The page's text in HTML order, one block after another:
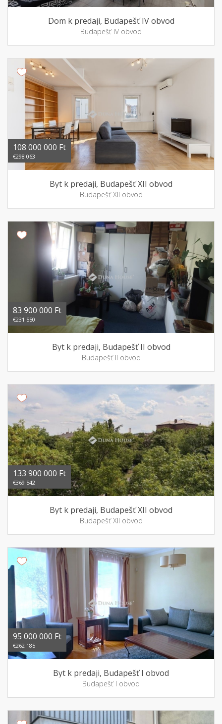
Dom k predaji, Budapešť IV obvod
Budapešť IV obvod
108 000 000 Ft
€298 063
Byt k predaji, Budapešť XII obvod
Budapešť XII obvod
83 900 000 Ft
€231 550
Byt k predaji, Budapešť II obvod
Budapešť II obvod
133 900 000 Ft
€369 542
Byt k predaji, Budapešť XII obvod
Budapešť XII obvod
95 000 000 Ft
€262 185
Byt k predaji, Budapešť I obvod
Budapešť I obvod